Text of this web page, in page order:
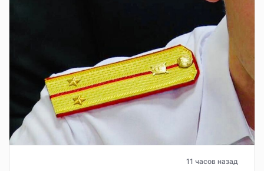
11 часов назад